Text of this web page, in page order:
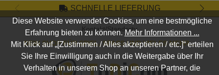
Zum Hauptinhalt springenSCHNELLE LIEFERUNG
Kontakt/Standort
DEIN SHOP FÜR SPIEL, SPASS UND VIELES MEHR...
Diese Website verwendet Cookies, um eine bestmögliche
Erfahrung bieten zu können.Mehr Informationen ...
Mit Klick auf „[Zustimmen / Alles akzeptieren / etc.]“ erteilen
Sie Ihre Einwilligung auch in die Weitergabe über Ihr
Verhalten in unserem Shop an unseren Partner, die